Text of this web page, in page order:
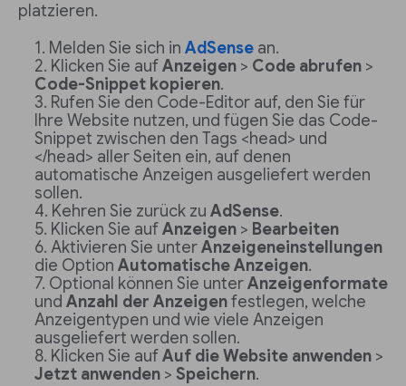
platzieren.
Melden Sie sich in AdSense an.
Klicken Sie aufAnzeigen > Code abrufen >
Code-Snippet kopieren.
Rufen Sie den Code-Editor auf, den Sie für
Ihre Website nutzen, und fügen Sie das Code-
Snippet zwischen den Tags <head> und
</head> aller Seiten ein, auf denen
automatische Anzeigen ausgeliefert werden
sollen.
Kehren Sie zurück zu AdSense.
Klicken Sie aufAnzeigen > Bearbeiten
Aktivieren Sie unterAnzeigeneinstellungen
die Option Automatische Anzeigen.
Optional können Sie unterAnzeigenformate
und Anzahl der Anzeigenfestlegen, welche
Anzeigentypen und wie viele Anzeigen
ausgeliefert werden sollen.
Klicken Sie aufAuf die Website anwenden >
Jetzt anwenden > Speichern.